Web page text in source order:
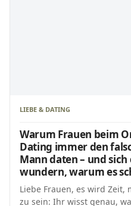
LIEBE & DATING
Warum Frauen beim
Dating immer den
Mann daten – und sich
wundern, warum es
Liebe Frauen, es wird Zeit,
zu sein: Ihr wisst genau,